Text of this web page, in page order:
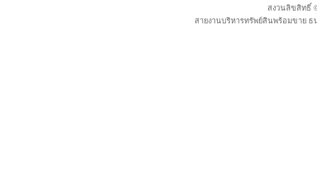
สงวนลิขสิทธิ์
สายงานบริหารทรัพย์สินพร้อมขาย ธน